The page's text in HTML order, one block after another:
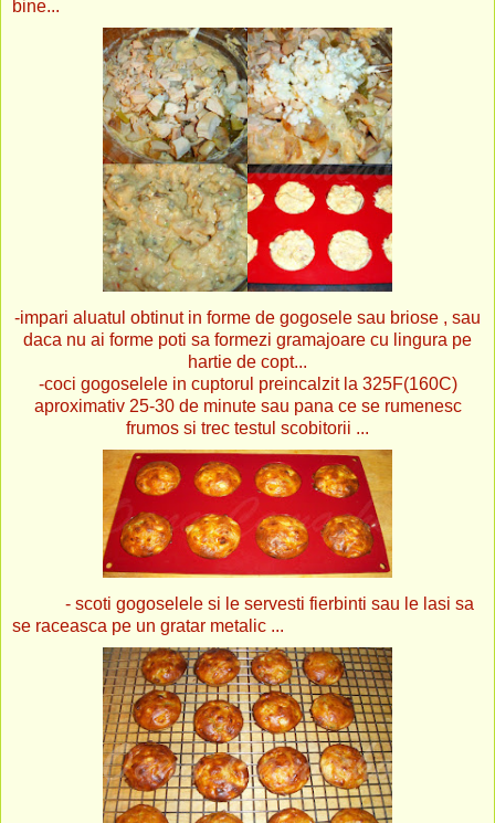
bine...
-impari aluatul obtinut in forme de gogosele sau briose , sau
daca nu ai forme poti sa formezi gramajoare cu lingura pe
hartie de copt...
-coci gogoselele in cuptorul preincalzit la 325F(160C)
aproximativ 25-30 de minute sau pana ce se rumenesc
frumos si trec testul scobitorii ...
- scoti gogoselele si le servesti fierbinti sau le lasi sa
se raceasca pe un gratar metalic ...